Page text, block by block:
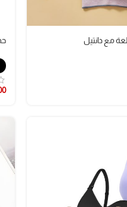
مع دانتيل